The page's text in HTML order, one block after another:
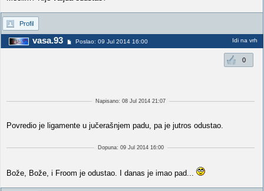
Profil
vasa.93 Poslao: 09 Jul 2014 16:00 Idi na vrh
0
Napisano: 08 Jul 2014 21:07
Povredio je ligamente u jučerašnjem padu, pa je jutros odustao.
Dopuna: 09 Jul 2014 16:00
Bože, Bože, i Froom je odustao. I danas je imao pad...